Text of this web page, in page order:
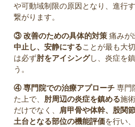
や可動域制限の原因となり、進行
繋がります。
③ 改善のための具体的対策 痛みが
中止し、安静にすることが最も大
は必ず肘をアイシングし、炎症を
う。
④ 専門院での治療アプローチ 専門
た上で、 肘周辺の炎症を鎮める施
だけでなく、
肩甲骨や体幹、股関
土台となる部位の機能評価を行い